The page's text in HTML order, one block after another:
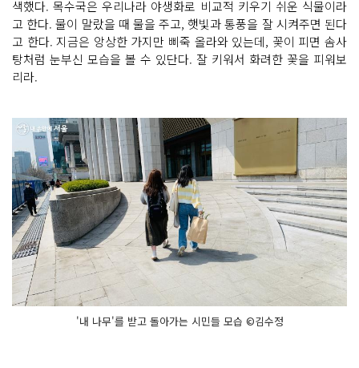
색했다. 목수국은 우리나라 야생화로 비교적 키우기 쉬운 식물이라
고 한다. 물이 말랐을 때 물을 주고, 햇빛과 통풍을 잘 시켜주면 된다
고 한다. 지금은 앙상한 가지만 삐죽 올라와 있는데, 꽃이 피면 솜사
탕처럼 눈부신 모습을 볼 수 있단다. 잘 키워서 화려한 꽃을 피워보
리라.
'내 나무'를 받고 돌아가는 시민들 모습 ©김수정